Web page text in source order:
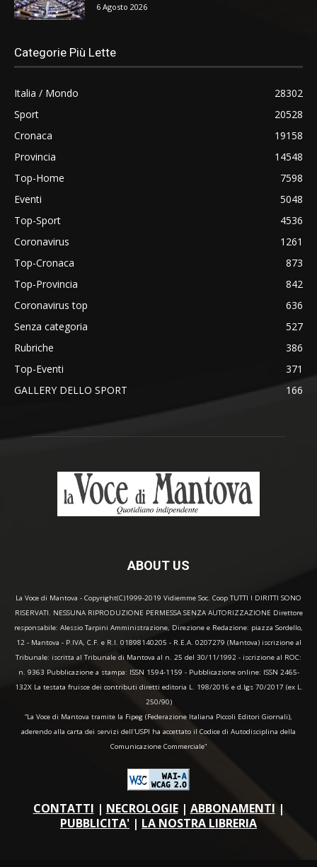
6 Agosto 2026
Categorie Più Lette
Italia / Mondo
28302
Sport
20528
Cronaca
19158
Provincia
14548
Top-Home
7598
Eventi
5048
Top-Sport
4536
Coronavirus
1261
Top-Cronaca
873
Top-Provincia
842
Coronavirus top
636
Senza categoria
527
Rubriche
386
Top-Eventi
371
GALLERY DELLO SPORT
166
ABOUT US
La Voce di Mantova - Copyright(C)1999-2019 Vidiemme Soc. Coop TUTTI I DIRITTI SONO
RISERVATI. NESSUNA RIPRODUZIONE PERMESSA SENZA AUTORIZZAZIONE Direttore
responsabile: Alessio Tarpini Amministrazione, Direzione e Redazione: piazza Sordello,
12 - Mantova - P.IVA, C.F. e R.I. 01898140205 - R.E.A. 0207279 (Mantova) iscrizione al
Tribunale: iscritta al Tribunale di Mantova al n. 25 del 30/11/1992 - iscrizione al ROC:
n. 9363 Pubblicazione a stampa: ISSN 1594-1159 - Pubblicazione online: ISSN 2465-
132X La testata fruisce dei contributi diretti editoria L. 198/2016 e d.lgs 70/2017 (ex L.
250/90)
“La Voce di Mantova tramite la Fipeg (Federazione Italiana Piccoli Editori Giornali),
aderendo alla carta dei servizi dell'USPI ha accettato il Codice di Autodisciplina della
Comunicazione Commerciale"
CONTATTI | NECROLOGIE| ABBONAMENTI |
PUBBLICITA' | LA NOSTRA LIBRERIA